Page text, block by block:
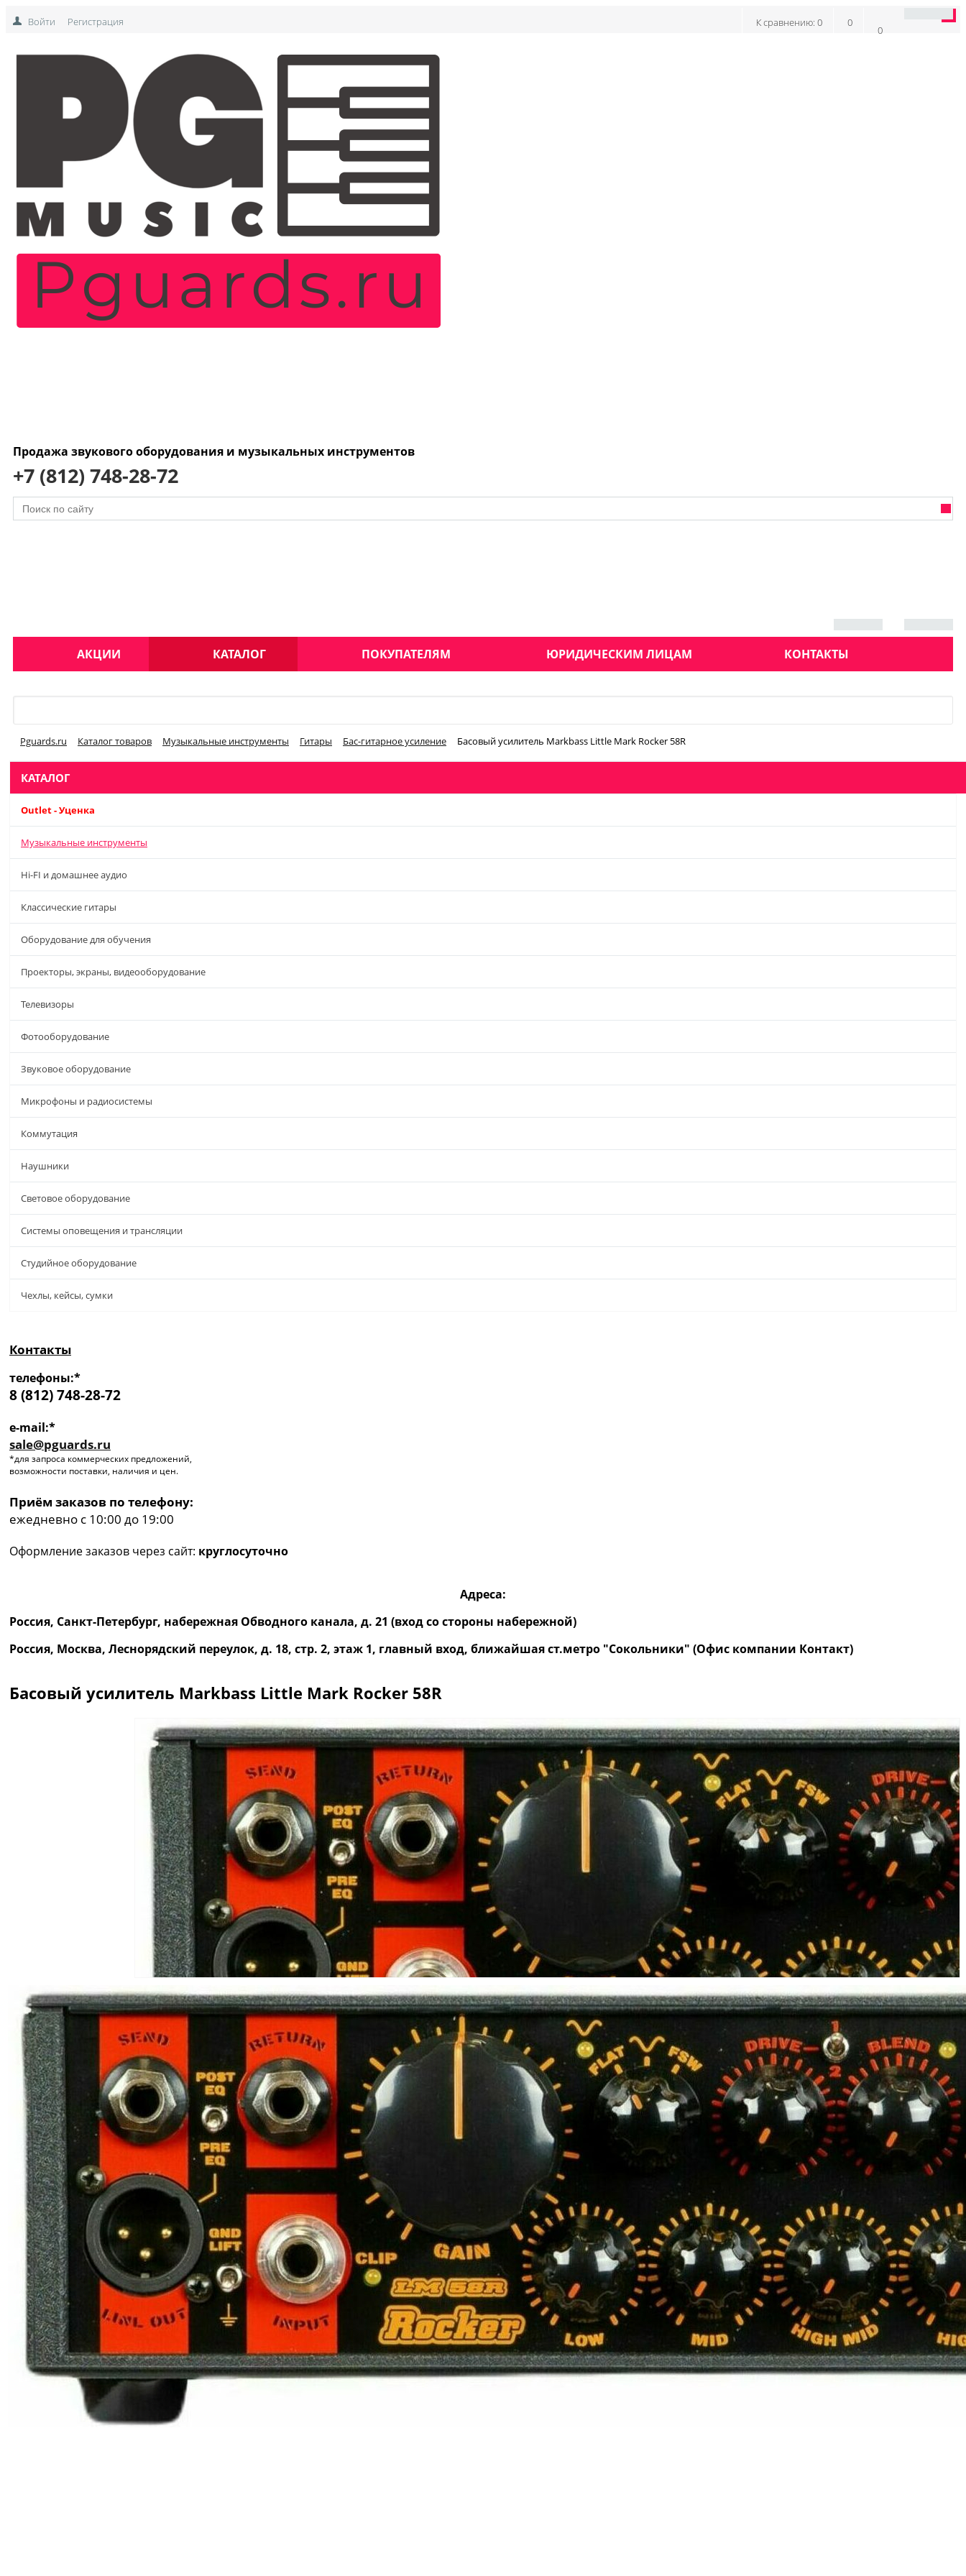
Войти Регистрация
0
0
К сравнению: 0
Продажа звукового оборудования и музыкальных инструментов
+7 (812) 748-28-72
АКЦИИ КАТАЛОГ ПОКУПАТЕЛЯМ ЮРИДИЧЕСКИМ ЛИЦАМ КОНТАКТЫ
Pguards.ru Каталог товаров Музыкальные инструменты Гитары Бас-гитарное усиление Басовый усилитель Markbass Little Mark Rocker 58R
КАТАЛОГ
Outlet - Уценка
Музыкальные инструменты
Hi-FI и домашнее аудио
Классические гитары
Оборудование для обучения
Проекторы, экраны, видеооборудование
Телевизоры
Фотооборудование
Звуковое оборудование
Микрофоны и радиосистемы
Коммутация
Наушники
Световое оборудование
Системы оповещения и трансляции
Студийное оборудование
Чехлы, кейсы, сумки
Контакты
телефоны:*
8 (812) 748-28-72
e-mail:*
sale@pguards.ru
*для запроса коммерческих предложений,
возможности поставки, наличия и цен.
Приём заказов по телефону:
ежедневно с 10:00 до 19:00
Оформление заказов через сайт: круглосуточно
Адреса:
Россия, Санкт-Петербург, набережная Обводного канала, д. 21 (вход со стороны набережной)
Россия, Москва, Леснорядский переулок, д. 18, стр. 2, этаж 1, главный вход, ближайшая ст.метро "Сокольники" (Офис компании Контакт)
Басовый усилитель Markbass Little Mark Rocker 58R